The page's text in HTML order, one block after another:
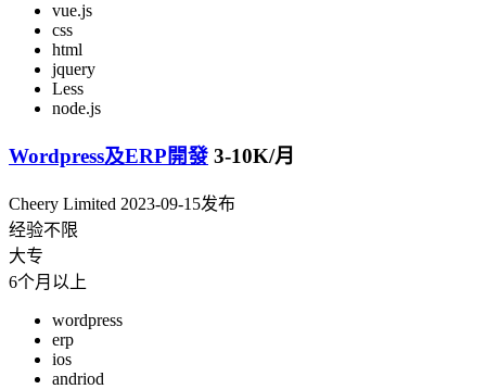
vue.js
css
html
jquery
Less
node.js
Wordpress及ERP開發 3-10K/月
Cheery Limited 2023-09-15发布
经验不限
大专
6个月以上
wordpress
erp
ios
andriod